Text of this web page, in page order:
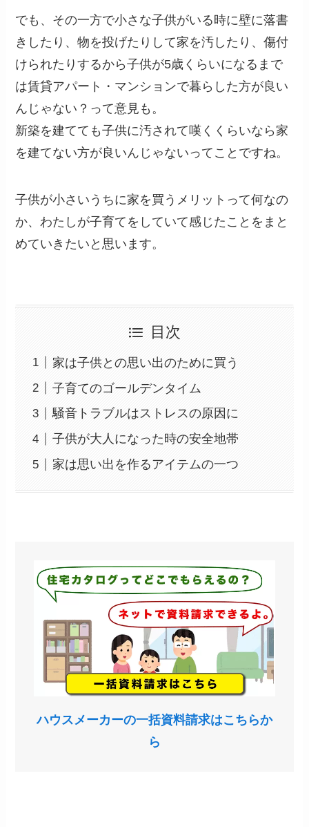
でも、その一方で小さな子供がいる時に壁に落書
きしたり、物を投げたりして家を汚したり、傷付
けられたりするから子供が5歳くらいになるまで
は賃貸アパート・マンションで暮らした方が良い
んじゃない？って意見も。
新築を建てても子供に汚されて嘆くくらいなら家
を建てない方が良いんじゃないってことですね。
子供が小さいうちに家を買うメリットって何なの
か、わたしが子育てをしていて感じたことをまと
めていきたいと思います。
目次
家は子供との思い出のために買う
子育てのゴールデンタイム
騒音トラブルはストレスの原因に
子供が大人になった時の安全地帯
家は思い出を作るアイテムの一つ
ハウスメーカーの一括資料請求はこちらか
ら